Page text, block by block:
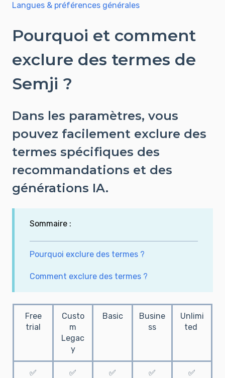
Langues & préférences générales
Pourquoi et comment
exclure des termes de
Semji ?
Dans les paramètres, vous
pouvez facilement exclure des
termes spécifiques des
recommandations et des
générations IA.
Sommaire :
Pourquoi exclure des termes ?
Comment exclure des termes ?
Free
trial
Custo
m
Legac
y
Basic
Busine
ss
Unlimi
ted
✅ ✅ ✅ ✅ ✅